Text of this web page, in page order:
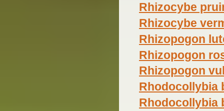
Rhizocybe
Rhizocybe
Rhizopogon
Rhizopogon
Rhizopogon
Rhodocollybia
Rhodocollybia